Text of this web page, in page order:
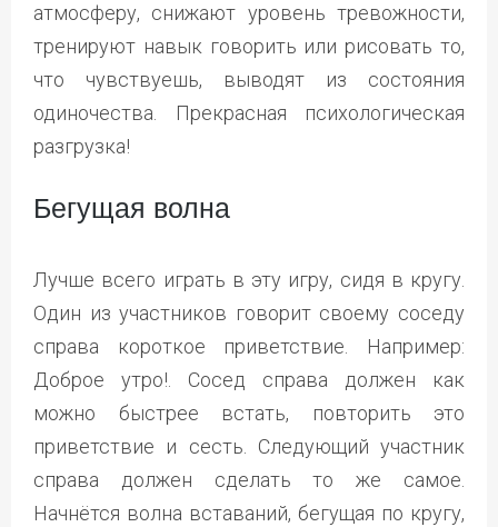
атмосферу, снижают уровень тревожности,
тренируют навык говорить или рисовать то,
что чувствуешь, выводят из состояния
одиночества. Прекрасная психологическая
разгрузка!
Бегущая волна
Лучше всего играть в эту игру, сидя в кругу.
Один из участников говорит своему соседу
справа короткое приветствие. Например:
Доброе утро!. Сосед справа должен как
можно быстрее встать, повторить это
приветствие и сесть. Следующий участник
справа должен сделать то же самое.
Начнётся волна вставаний, бегущая по кругу,